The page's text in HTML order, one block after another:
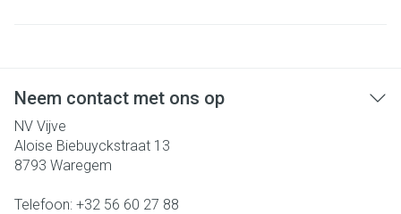
Neem contact met ons op
NV Vijve
Aloise Biebuyckstraat 13
8793 Waregem
Telefoon: +32 56 60 27 88